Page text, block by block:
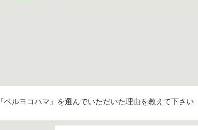
『ベルヨコハマ』を選んでいただいた理由を教えて下さい